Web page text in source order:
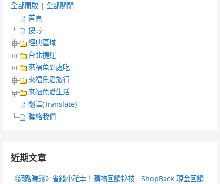
全部開啟 |全部關閉
首頁
搜尋
經典區域
台北捷運
來福魚到處吃
來福魚愛旅行
來福魚愛生活
翻譯(Translate)
聯絡我們
近期文章
《網路賺錢》省錢小確幸！購物回饋祕技：ShopBack 現金回饋